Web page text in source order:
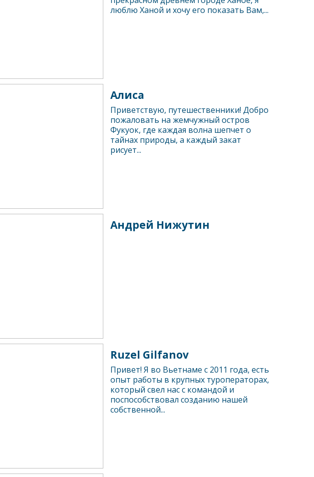
люблю Ханой и хочу его показать Вам,...
Алиса
Приветствую, путешественники! Добро
пожаловать на жемчужный остров
Фукуок, где каждая волна шепчет о
тайнах природы, а каждый закат
рисует...
Андрей Нижутин
Ruzel Gilfanov
Привет! Я во Вьетнаме с 2011 года, есть
опыт работы в крупных туроператорах,
который свел нас с командой и
поспособствовал созданию нашей
собственной...